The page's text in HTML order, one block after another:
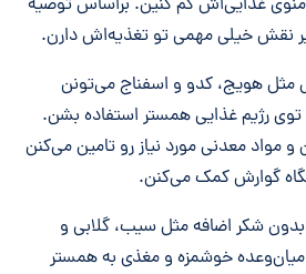
منوی غذایی‌اش کم کنین. براساس توصیه
نقش خیلی مهمی تو تغذیه‌اش دارن.
مثل هویج، کدو و اسفناج می‌تونن
توی رژیم غذایی همستر استفاده بشن.
مواد معدنی مورد نیاز رو تامین می‌کنن
گوارش کمک می‌کنن.
بدون شکر اضافه مثل سیب، گلابی و
خوشمزه و مغذی به همستر